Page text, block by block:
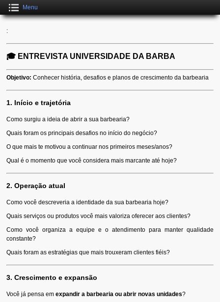
Menu
:
🎓 ENTREVISTA UNIVERSIDADE DA BARBA
Objetivo: Conhecer história, desafios e planos de crescimento da barbearia
1. Início e trajetória
Como surgiu a ideia de abrir a sua barbearia?
Quais foram os principais desafios no início do negócio?
O que mais te motivou a continuar nos primeiros meses/anos?
Qual é o momento que você considera mais marcante até hoje?
2. Operação atual
Como você descreveria a identidade da sua barbearia hoje?
Quais serviços ou produtos você mais valoriza oferecer aos clientes?
Como você organiza a equipe e o atendimento para manter qualidade
constante?
Quais foram as estratégias que mais trouxeram clientes fiéis?
3. Crescimento e expansão
Você já pensa emexpandir a barbearia ou abrir novas unidades?